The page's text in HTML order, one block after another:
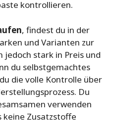
kontrollieren.
, findest du in der
und Varianten zur
jedoch stark in Preis und
du selbstgemachtes
die volle Kontrolle über
Du
verwenden
keine Zusatzstoffe